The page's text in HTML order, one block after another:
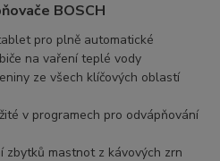
BOSCH
pro plně automatické
na vaření teplé vody
ze všech klíčových oblastí
v programech pro odvápňování
zbytků mastnot z kávových zrn